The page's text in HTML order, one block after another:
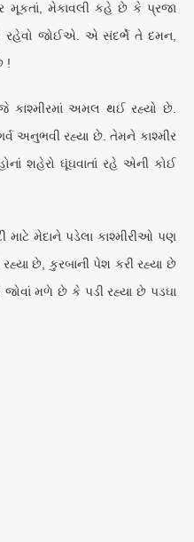
મૂકતાં, મેકાવલી કહે છે કે પ્રજા
રહેવો જોઈએ. એ સંદર્ભે તે દમન,
!
કાશ્મીરમાં અમલ થઈ રહ્યો છે.
અનુભવી રહ્યા છે. તેમને કાશ્મીર
શહેરો ઘૂંઘવાતાં રહે એની કોઈ
મેદાને પડેલા કાશ્મીરીઓ પણ
છે, કુરબાની પેશ કરી રહ્યા છે
મળે છે કે પડી રહ્યા છે પડઘા